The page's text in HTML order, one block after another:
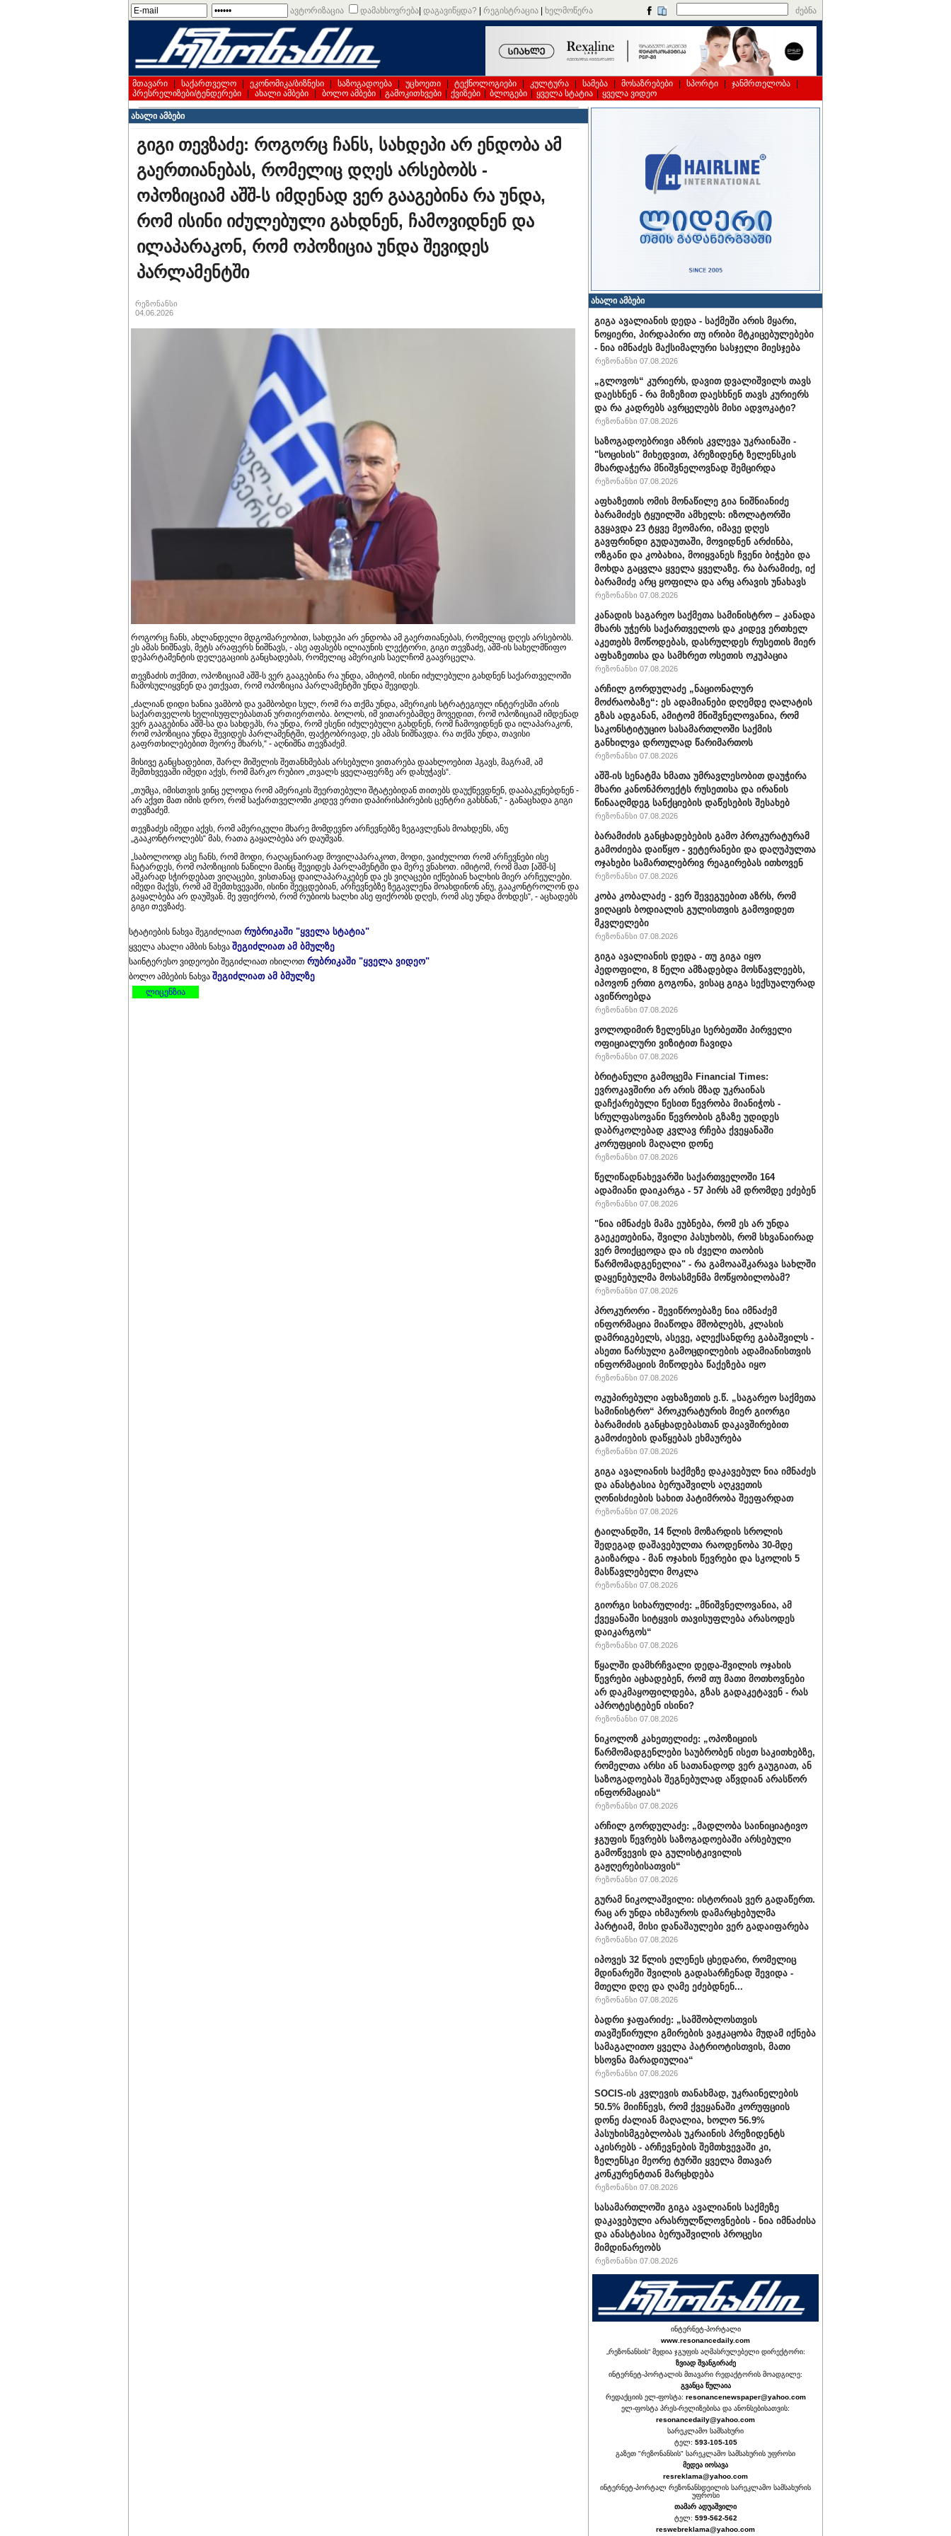
ავტორიზაცია დამახსოვრება დაგავიწყდა? რეგისტრაცია ხელმოწერა ძებნა
მთავარი საქართველო ეკონომიკა/ბიზნესი საზოგადოება უცხოეთი ტექნოლოგიები კულტურა სამება მოსაზრებები სპორტი ჯანმრთელობა
პრესრელიზები/ტენდერები
ახალი ამბები ბოლო ამბები გამოკითხვები ქვიზები ბლოგები ყველა სტატია ყველა ვიდეო
ახალი ამბები
გიგი თევზაძე: როგორც ჩანს, სახდეპი არ ენდობა ამ
გაერთიანებას, რომელიც დღეს არსებობს -
ოპოზიციამ აშშ-ს იმდენად ვერ გააგებინა რა უნდა,
რომ ისინი იძულებული გახდნენ, ჩამოვიდნენ და
ილაპარაკონ, რომ ოპოზიცია უნდა შევიდეს
პარლამენტში
რეზონანსი
04.06.2026
როგორც ჩანს, ახლანდელი მდგომარეობით, სახდეპი არ ენდობა ამ გაერთიანებას, რომელიც დღეს არსებობს.
ეს ამას ნიშნავს, მეტს არაფერს ნიშნავს, - ასე აფასებს ილიაუნის ლექტორი, გიგი თევზაძე, აშშ-ის სახელმწიფო
დეპარტამენტის დელეგაციის განცხადებას, რომელიც ამერიკის საელჩომ გაავრცელა.
თევზაძის თქმით, ოპოზიციამ აშშ-ს ვერ გააგებინა რა უნდა, ამიტომ, ისინი იძულებული გახდნენ საქართველოში
ჩამოსულიყვნენ და ეთქვათ, რომ ოპოზიცია პარლამენტში უნდა შევიდეს.
„ძალიან დიდი ხანია ვამბობ და ვამბობდი სულ, რომ რა თქმა უნდა, ამერიკის სტრატეგიულ ინტერესში არის
საქართველოს ხელისუფლებასთან ურთიერთობა. ბოლოს, იმ ვითარებამდე მოვედით, რომ ოპოზიციამ იმდენად
ვერ გააგებინა აშშ-სა და სახდეპს, რა უნდა, რომ ესენი იძულებული გახდნენ, რომ ჩამოვიდნენ და ილაპარაკონ,
რომ ოპოზიცია უნდა შევიდეს პარლამენტში, ფაქტობრივად, ეს ამას ნიშნავდა. რა თქმა უნდა, თავისი
გაფრთხილებებით მეორე მხარს,“ - აღნიშნა თევზაძემ.
მისივე განცხადებით, შარლ მიშელის შეთანხმებას არსებული ვითარება დაახლოებით ჰგავს, მაგრამ, ამ
შემთხვევაში იმედი აქვს, რომ მარკო რუბიო „თვალს ყველაფერზე არ დახუჭავს“.
„თუმცა, იმისთვის ვინც ელოდა რომ ამერიკის შეერთებული შტატებიდან თითებს დაუქნევდნენ, დააბაკუნებდნენ -
არ აქვთ მათ იმის დრო, რომ საქართველოში კიდევ ერთი დაპირისპირების ცენტრი გახსნან,“ - განაცხადა გიგი
თევზაძემ.
თევზაძეს იმედი აქვს, რომ ამერიკული მხარე მომდევნო არჩევნებზე ზეგავლენას მოახდენს, ანუ
„გააკონტროლებს“ მას, რათა გაყალბება არ დაუშვან.
„საბოლოოდ ასე ჩანს, რომ მოდი, რაღაცნაირად მოვილაპარაკოთ, მოდი, ვაიძულოთ რომ არჩევნები ისე
ჩატარდეს, რომ ოპოზიციის ნაწილი მაინც შევიდეს პარლამენტში და მერე ვნახოთ. იმიტომ, რომ მათ [აშშ-ს]
აშკარად სჭირდებათ ვიღაცები, ვისთანაც დაილაპარაკებენ და ეს ვიღაცები იქნებიან ხალხის მიერ არჩეულები.
იმედი მაქვს, რომ ამ შემთხვევაში, ისინი შეეცდებიან, არჩევნებზე ზეგავლენა მოახდინონ ანუ, გააკონტროლონ და
გაყალბება არ დაუშვან. მე ვფიქრობ, რომ რუბიოს ხალხი ასე ფიქრობს დღეს, რომ ასე უნდა მოხდეს“, - აცხადებს
გიგი თევზაძე.
სტატიების ნახვა შეგიძლიათ რუბრიკაში "ყველა სტატია"
ყველა ახალი ამბის ნახვა შეგიძლიათ ამ ბმულზე
საინტერესო ვიდეოები შეგიძლიათ იხილოთ რუბრიკაში "ყველა ვიდეო"
ბოლო ამბების ნახვა შეგიძლიათ ამ ბმულზე
ლიცენზია
ახალი ამბები
გიგა ავალიანის დედა - საქმეში არის მყარი,
ნოყიერი, პირდაპირი თუ ირიბი მტკიცებულებები
- ნია იმნაძეს მაქსიმალური სასჯელი მიესჯება
რეზონანსი 07.08.2026
„გლოვოს“ კურიერს, დავით დვალიშვილს თავს
დაესხნენ - რა მიზეზით დაესხნენ თავს კურიერს
და რა კადრებს ავრცელებს მისი ადვოკატი?
რეზონანსი 07.08.2026
საზოგადოებრივი აზრის კვლევა უკრაინაში -
"სოცისის" მიხედვით, პრეზიდენტ ზელენსკის
მხარდაჭერა მნიშვნელოვნად შემცირდა
რეზონანსი 07.08.2026
აფხაზეთის ომის მონაწილე გია ნიშნიანიძე
ბარამიძეს ტყუილში ამხელს: იზოლატორში
გვყავდა 23 ტყვე მეომარი, იმავე დღეს
გავფრინდი გუდაუთაში, მოვიდნენ არძინბა,
ოზგანი და კობახია, მოიყვანეს ჩვენი ბიჭები და
მოხდა გაცვლა ყველა ყველაზე. რა ბარამიძე, იქ
ბარამიძე არც ყოფილა და არც არავის უნახავს
რეზონანსი 07.08.2026
კანადის საგარეო საქმეთა სამინისტრო – კანადა
მხარს უჭერს საქართველოს და კიდევ ერთხელ
აკეთებს მოწოდებას, დასრულდეს რუსეთის მიერ
აფხაზეთისა და სამხრეთ ოსეთის ოკუპაცია
რეზონანსი 07.08.2026
არჩილ გორდულაძე „ნაციონალურ
მოძრაობაზე“: ეს ადამიანები დღემდე ღალატის
გზას ადგანან, ამიტომ მნიშვნელოვანია, რომ
საკონსტიტუციო სასამართლოში საქმის
განხილვა დროულად წარიმართოს
რეზონანსი 07.08.2026
აშშ-ის სენატმა ხმათა უმრავლესობით დაუჭირა
მხარი კანონპროექტს რუსეთისა და ირანის
წინააღმდეგ სანქციების დაწესების შესახებ
რეზონანსი 07.08.2026
ბარამიძის განცხადებების გამო პროკურატურამ
გამოძიება დაიწყო - ვეტერანები და დაღუპულთა
ოჯახები სამართლებრივ რეაგირებას ითხოვენ
რეზონანსი 07.08.2026
კობა კობალაძე - ვერ შევეგუებით აზრს, რომ
ვიღაცის ბოდიალის გულისთვის გამოვიდეთ
მკვლელები
რეზონანსი 07.08.2026
გიგა ავალიანის დედა - თუ გიგა იყო
პედოფილი, 8 წელი ამზადებდა მოსწავლეებს,
იპოვონ ერთი გოგონა, ვისაც გიგა სექსუალურად
ავიწროებდა
რეზონანსი 07.08.2026
ვოლოდიმირ ზელენსკი სერბეთში პირველი
ოფიციალური ვიზიტით ჩავიდა
რეზონანსი 07.08.2026
ბრიტანული გამოცემა Financial Times:
ევროკავშირი არ არის მზად უკრაინას
დაჩქარებული წესით წევრობა მიანიჭოს -
სრულფასოვანი წევრობის გზაზე უდიდეს
დაბრკოლებად კვლავ რჩება ქვეყანაში
კორუფციის მაღალი დონე
რეზონანსი 07.08.2026
წელიწადნახევარში საქართველოში 164
ადამიანი დაიკარგა - 57 პირს ამ დრომდე ეძებენ
რეზონანსი 07.08.2026
"ნია იმნაძეს მამა ეუბნება, რომ ეს არ უნდა
გაეკეთებინა, შვილი პასუხობს, რომ სხვანაირად
ვერ მოიქცეოდა და ის ძველი თაობის
წარმომადგენელია" - რა გამოააშკარავა სახლში
დაყენებულმა მოსასმენმა მოწყობილობამ?
რეზონანსი 07.08.2026
პროკურორი - შევიწროებაზე ნია იმნაძემ
ინფორმაცია მიაწოდა მშობლებს, კლასის
დამრიგებელს, ასევე, ალექსანდრე გაბაშვილს -
ასეთი წარსული გამოცდილების ადამიანისთვის
ინფორმაციის მიწოდება წაქეზება იყო
რეზონანსი 07.08.2026
ოკუპირებული აფხაზეთის ე.წ. „საგარეო საქმეთა
სამინისტრო“ პროკურატურის მიერ გიორგი
ბარამიძის განცხადებასთან დაკავშირებით
გამოძიების დაწყებას ეხმაურება
რეზონანსი 07.08.2026
გიგა ავალიანის საქმეზე დაკავებულ ნია იმნაძეს
და ანასტასია ბერუაშვილს აღკვეთის
ღონისძიების სახით პატიმრობა შეეფარდათ
რეზონანსი 07.08.2026
ტაილანდში, 14 წლის მოზარდის სროლის
შედეგად დაშავებულთა რაოდენობა 30-მდე
გაიზარდა - მან ოჯახის წევრები და სკოლის 5
მასწავლებელი მოკლა
რეზონანსი 07.08.2026
გიორგი სიხარულიძე: „მნიშვნელოვანია, ამ
ქვეყანაში სიტყვის თავისუფლება არასოდეს
დაიკარგოს“
რეზონანსი 07.08.2026
წყალში დამხრჩვალი დედა-შვილის ოჯახის
წევრები აცხადებენ, რომ თუ მათი მოთხოვნები
არ დაკმაყოფილდება, გზას გადაკეტავენ - რას
აპროტესტებენ ისინი?
რეზონანსი 07.08.2026
ნიკოლოზ კახეთელიძე: „ოპოზიციის
წარმომადგენლები საუბრობენ ისეთ საკითხებზე,
რომელთა არსი ან სათანადოდ ვერ გაუგიათ, ან
საზოგადოებას შეგნებულად აწვდიან არასწორ
ინფორმაციას“
რეზონანსი 07.08.2026
არჩილ გორდულაძე: „მადლობა საინიციატივო
ჯგუფის წევრებს საზოგადოებაში არსებული
გამოწვევის და გულისტკივილის
გაჟღერებისათვის“
რეზონანსი 07.08.2026
გურამ ნიკოლაშვილი: ისტორიას ვერ გადაწერთ.
რაც არ უნდა იხმაუროს დამარცხებულმა
პარტიამ, მისი დანაშაულები ვერ გადაიფარება
რეზონანსი 07.08.2026
იპოვეს 32 წლის ელენეს ცხედარი, რომელიც
მდინარეში შვილის გადასარჩენად შევიდა -
მთელი დღე და ღამე ეძებდნენ...
რეზონანსი 07.08.2026
ბადრი ჯაფარიძე: „სამშობლოსთვის
თავშეწირული გმირების ვაჟკაცობა მუდამ იქნება
სამაგალითო ყველა პატრიოტისთვის, მათი
ხსოვნა მარადიულია“
რეზონანსი 07.08.2026
SOCIS-ის კვლევის თანახმად, უკრაინელების
50.5% მიიჩნევს, რომ ქვეყანაში კორუფციის
დონე ძალიან მაღალია, ხოლო 56.9%
პასუხისმგებლობას უკრაინის პრეზიდენტს
აკისრებს - არჩევნების შემთხვევაში კი,
ზელენსკი მეორე ტურში ყველა მთავარ
კონკურენტთან მარცხდება
რეზონანსი 07.08.2026
სასამართლოში გიგა ავალიანის საქმეზე
დაკავებული არასრულწლოვნების - ნია იმნაძისა
და ანასტასია ბერუაშვილის პროცესი
მიმდინარეობს
რეზონანსი 07.08.2026
ინტერნეტ-პორტალი
www.resonancedaily.com
„რეზონანსის“ მედია ჯგუფის აღმასრულებელი დირექტორი:
ზვიად შვანგირაძე
ინტერნეტ-პორტალის მთავარი რედაქტორის მოადგილე:
გვანცა წულაია
რედაქციის ელ-ფოსტა: resonancenewspaper@yahoo.com
ელ-ფოსტა პრეს-რელიზებისა და ანონსებისათვის:
resonancedaily@yahoo.com
სარეკლამო სამსახური
ტელ: 593-105-105
გაზეთ "რეზონანსის" სარეკლამო სამსახურის უფროსი
მედეა იოსავა
resreklama@yahoo.com
ინტერნეტ-პორტალ რეზონანსდეილის სარეკლამო სამსახურის
უფროსი
თამარ ადუაშვილი
ტელ: 599-562-562
reswebreklama@yahoo.com